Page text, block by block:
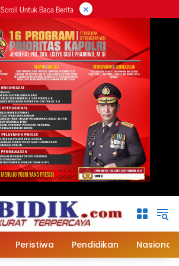
Scroll Untuk Baca Berita ×
Peristiwa Pendidikan Nasional